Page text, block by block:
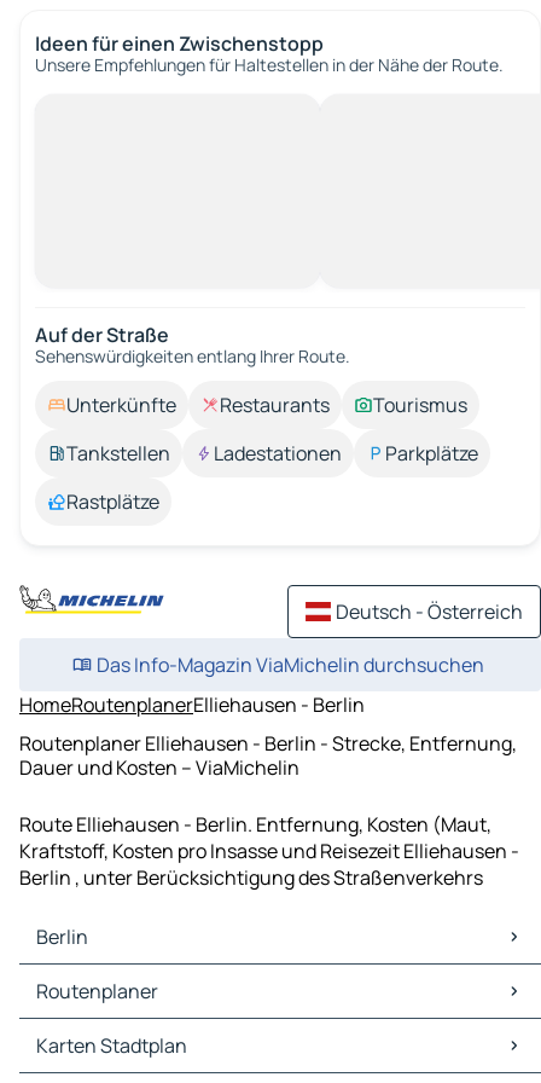
Ideen für einen Zwischenstopp
Unsere Empfehlungen für Haltestellen in der Nähe der Route.
Auf der Straße
Sehenswürdigkeiten entlang Ihrer Route.
Unterkünfte Restaurants
Tourismus
Tankstellen
Ladestationen
Parkplätze
Rastplätze
Deutsch - Österreich
Das Info-Magazin ViaMichelin durchsuchen
HomeRoutenplanerElliehausen - Berlin
Routenplaner Elliehausen - Berlin - Strecke, Entfernung,
Dauer und Kosten – ViaMichelin
Route Elliehausen - Berlin. Entfernung, Kosten (Maut,
Kraftstoff, Kosten pro Insasse und Reisezeit Elliehausen -
Berlin , unter Berücksichtigung des Straßenverkehrs
Berlin
Berlin Karten Stadtplan
Berlin Verkehr
Berlin Hotels
Berlin Restaurants
Routenplaner
Routenplaner Berlin - Leipzig
Routenplaner Berlin - Dresden
Karten Stadtplan